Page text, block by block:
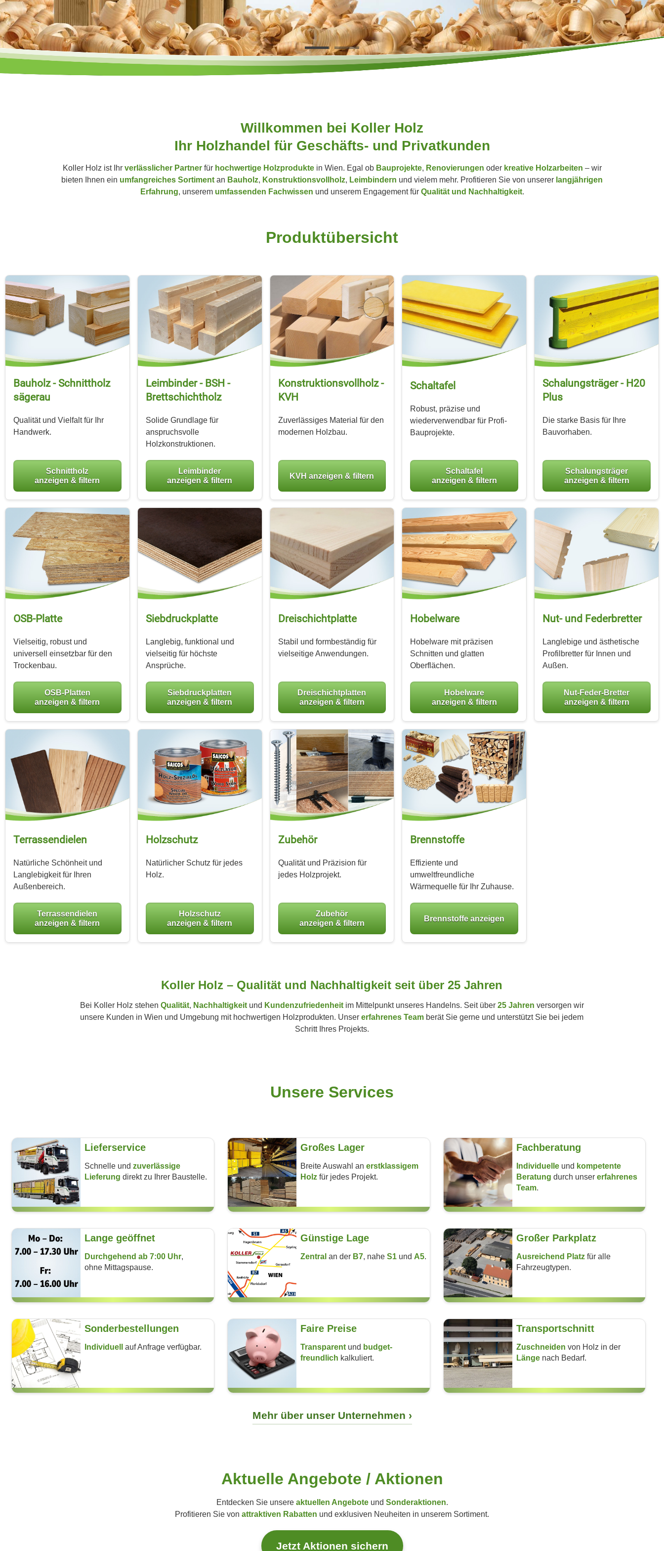
Willkommen bei Koller Holz
Ihr Holz­handel für Geschäfts- und Privat­kunden
Koller Holz ist Ihr verlässlicher Partnerfür hochwertige Holzproduktein Wien. Egal ob Bauprojekte, Renovierungen oder kreative Holzarbeiten – wir
bieten Ihnen ein umfangreiches Sortiment an Bauholz, Konstruktionsvollholz, Leimbindern und vielem mehr. Profitieren Sie von unserer langjährigen
Erfahrung, unserem umfassenden Fachwissen und unserem Engagement für Qualität und Nachhaltigkeit.
Produkt­übersicht
Bauholz - Schnittholz
sägerau
Qualität und Vielfalt für Ihr
Handwerk.
Schnittholz
anzeigen & filtern
Leimbinder - BSH -
Brettschicht­holz
Solide Grundlage für
anspruchsvolle
Holzkonstruktionen.
Leimbinder
anzeigen & filtern
Konstruktions­vollholz -
KVH
Zuverlässiges Material für den
modernen Holzbau.
KVH anzeigen & filtern
Schaltafel
Robust, präzise und
wiederverwendbar für Profi-
Bauprojekte.
Schaltafel
anzeigen & filtern
Schalungs­träger - H20
Plus
Die starke Basis für Ihre
Bauvorhaben.
Schalungsträger
anzeigen & filtern
OSB-Platte
Vielseitig, robust und
universell einsetzbar für den
Trockenbau.
OSB-Platten
anzeigen & filtern
Siebdruckplatte
Langlebig, funktional und
vielseitig für höchste
Ansprüche.
Siebdruckplatten
anzeigen & filtern
Dreischicht­platte
Stabil und formbeständig für
vielseitige Anwendungen.
Dreischichtplatten
anzeigen & filtern
Hobelware
Hobelware mit präzisen
Schnitten und glatten
Oberflächen.
Hobelware
anzeigen & filtern
Nut- und Federbretter
Langlebige und ästhetische
Profilbretter für Innen und
Außen.
Nut-Feder-Bretter
anzeigen & filtern
Terrassen­dielen
Natürliche Schönheit und
Langlebigkeit für Ihren
Außenbereich.
Terrassendielen
anzeigen & filtern
Holzschutz
Natürlicher Schutz für jedes
Holz.
Holzschutz
anzeigen & filtern
Zubehör
Qualität und Präzision für
jedes Holzprojekt.
Zubehör
anzeigen & filtern
Brennstoffe
Effiziente und
umweltfreundliche
Wärmequelle für Ihr Zuhause.
Brennstoffe anzeigen
Koller Holz – Qualität und Nachhaltigkeit seit über 25 Jahren
Bei Koller Holz stehen Qualität, Nachhaltigkeitund Kundenzufriedenheitim Mittelpunkt unseres Handelns. Seit über 25 Jahren versorgen wir
unsere Kunden in Wien und Umgebung mit hochwertigen Holzprodukten. Unsererfahrenes Team berät Sie gerne und unterstützt Sie bei jedem
Schritt Ihres Projekts.
Unsere Services
Lieferservice
Schnelle undzu­verlässige
Lieferung direkt zu Ihrer Baustelle.
Großes Lager
Breite Auswahl anerst­klassigem
Holz für jedes Projekt.
Fachberatung
Individuelle und kom­petente
Beratungdurch unsererfahrenes
Team.
Lange geöffnet
Durchgehend ab 7:00 Uhr,
ohne Mittags­pause.
Günstige Lage
Zentral an der B7, naheS1 und A5.
Großer Parkplatz
Ausreichend Platz für alle
Fahrzeug­typen.
Sonderbestellungen
Individuell auf Anfrage verfügbar.
Faire Preise
Transparent und budget­
freundlich kalkuliert.
Transportschnitt
Zuschneiden von Holz in der
Länge nach Bedarf.
Mehr über unser Unternehmen
Aktuelle Angebote / Aktionen
Entdecken Sie unsere aktuellen Angeboteund Sonderaktionen.
Profitieren Sie von attraktiven Rabatten und exklusiven Neuheiten in unserem Sortiment.
Jetzt Aktionen sichern